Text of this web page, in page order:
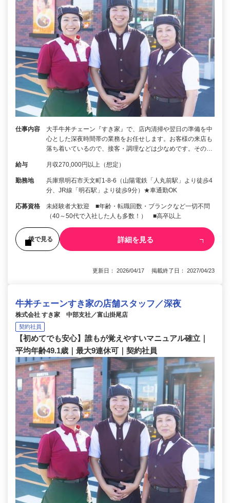
仕事内容
大手牛丼チェーン『すき家』で、店内清掃や翌日の準備を中
心とした深夜時間帯の業務をお任せします。お客様の来店も
落ち着いているので、接客・調理などは少なめです。その…
給与 月収270,000円以上（想定）
勤務地
兵庫県明石市天文町1-8-6（山陽電鉄「人丸前駅」より徒歩4
分、JR線「明石駅」より徒歩9分）★車通勤OK
応募資格
未経験者大歓迎 ■年齢・転職回数・ブランクなど一切不問
（40～50代で入社した人も多数！） ■高卒以上
後で見る 詳細を見る
更新日： 2026/04/17 掲載終了日： 2027/04/23
牛丼チェーンすき家の店舗スタッフ／深夜
株式会社 すき家 中部支社／富山掛尾店
契約社員
【初めてでも安心】誰もが覚えやすいマニュアル確立｜
平均年齢49.1歳｜最大9連休可｜契約社員